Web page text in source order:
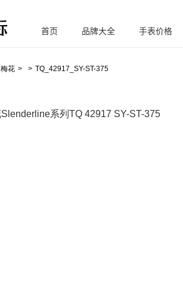
腕
首页 品牌大全 手表价格
梅花 TQ_42917_SY-ST-375